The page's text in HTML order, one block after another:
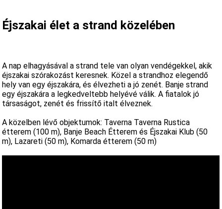
Éjszakai élet a strand közelében
A nap elhagyásával a strand tele van olyan vendégekkel, akik
éjszakai szórakozást keresnek. Közel a strandhoz elegendő
hely van egy éjszakára, és élvezheti a jó zenét. Banje strand
egy éjszakára a legkedveltebb helyévé válik. A fiatalok jó
társaságot, zenét és frissítő italt élveznek.
A közelben lévő objektumok: Taverna Taverna Rustica
étterem (100 m), Banje Beach Étterem és Éjszakai Klub (50
m), Lazareti (50 m), Komarda étterem (50 m)